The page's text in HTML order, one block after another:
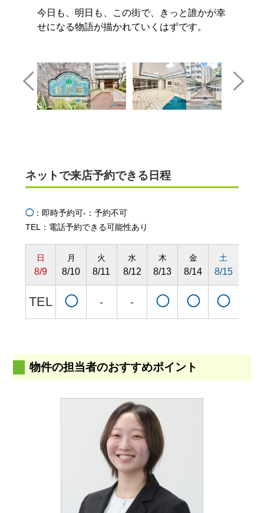
物件の陽当りや通風、周辺環境や街並みな
ど、資料には掲載していない情報を是非現地
ネットで来店予約できる日程
◯：即時予約可-：予約不可
TEL：電話予約できる可能性あり
日
8/9
TEL
月
8/10
◯
火
8/11
-
水
8/12
-
木
8/13
◯
金
8/14
◯
土
8/15
◯
物件の担当者のおすすめポイント